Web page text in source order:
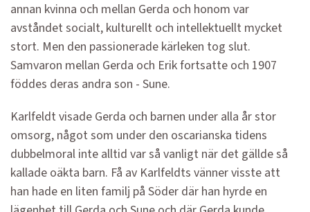
annan kvinna och mellan Gerda och honom var
avståndet socialt, kulturellt och intellektuellt mycket
stort. Men den passionerade kärleken tog slut.
Samvaron mellan Gerda och Erik fortsatte och 1907
föddes deras andra son - Sune.
Karlfeldt visade Gerda och barnen under alla år stor
omsorg, något som under den oscarianska tidens
dubbelmoral inte alltid var så vanligt när det gällde så
kallade oäkta barn. Få av Karlfeldts vänner visste att
han hade en liten familj på Söder där han hyrde en